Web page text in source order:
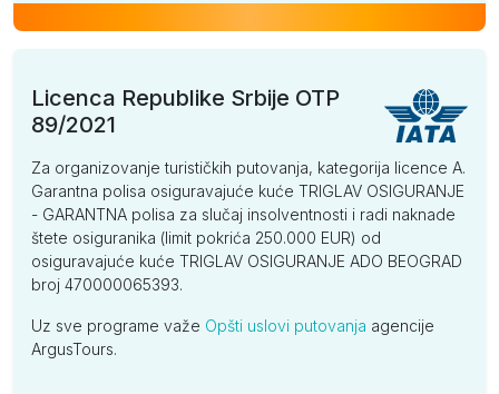
Licenca Republike Srbije OTP
89/2021
Za organizovanje turističkih putovanja, kategorija licence A.
Garantna polisa osiguravajuće kuće TRIGLAV OSIGURANJE
- GARANTNA polisa za slučaj insolventnosti i radi naknade
štete osiguranika (limit pokrića 250.000 EUR) od
osiguravajuće kuće TRIGLAV OSIGURANJE ADO BEOGRAD
broj 470000065393.
Uz sve programe važe Opšti uslovi putovanja agencije
ArgusTours.